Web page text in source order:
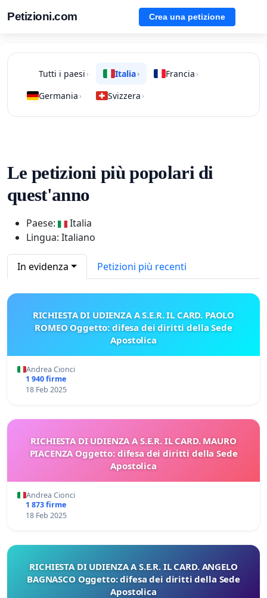
Petizioni.com Crea una petizione
Tutti i paesi › Italia› Francia ›
Germania › Svizzera ›
Le petizioni più popolari di
quest'anno
Paese:
Italia
Lingua: Italiano
In evidenza Petizioni più recenti
RICHIESTA DI UDIENZA A S.E.R. IL CARD. PAOLO
ROMEO Oggetto: difesa dei diritti della Sede
Apostolica
Andrea Cionci
1 940 firme
18 Feb 2025
RICHIESTA DI UDIENZA A S.E.R. IL CARD. MAURO
PIACENZA Oggetto: difesa dei diritti della Sede
Apostolica
Andrea Cionci
1 873 firme
18 Feb 2025
RICHIESTA DI UDIENZA A S.E.R. IL CARD. ANGELO
BAGNASCO Oggetto: difesa dei diritti della Sede
Apostolica